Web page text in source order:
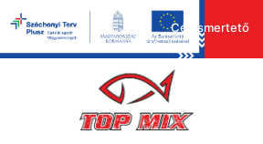
Cégismertető